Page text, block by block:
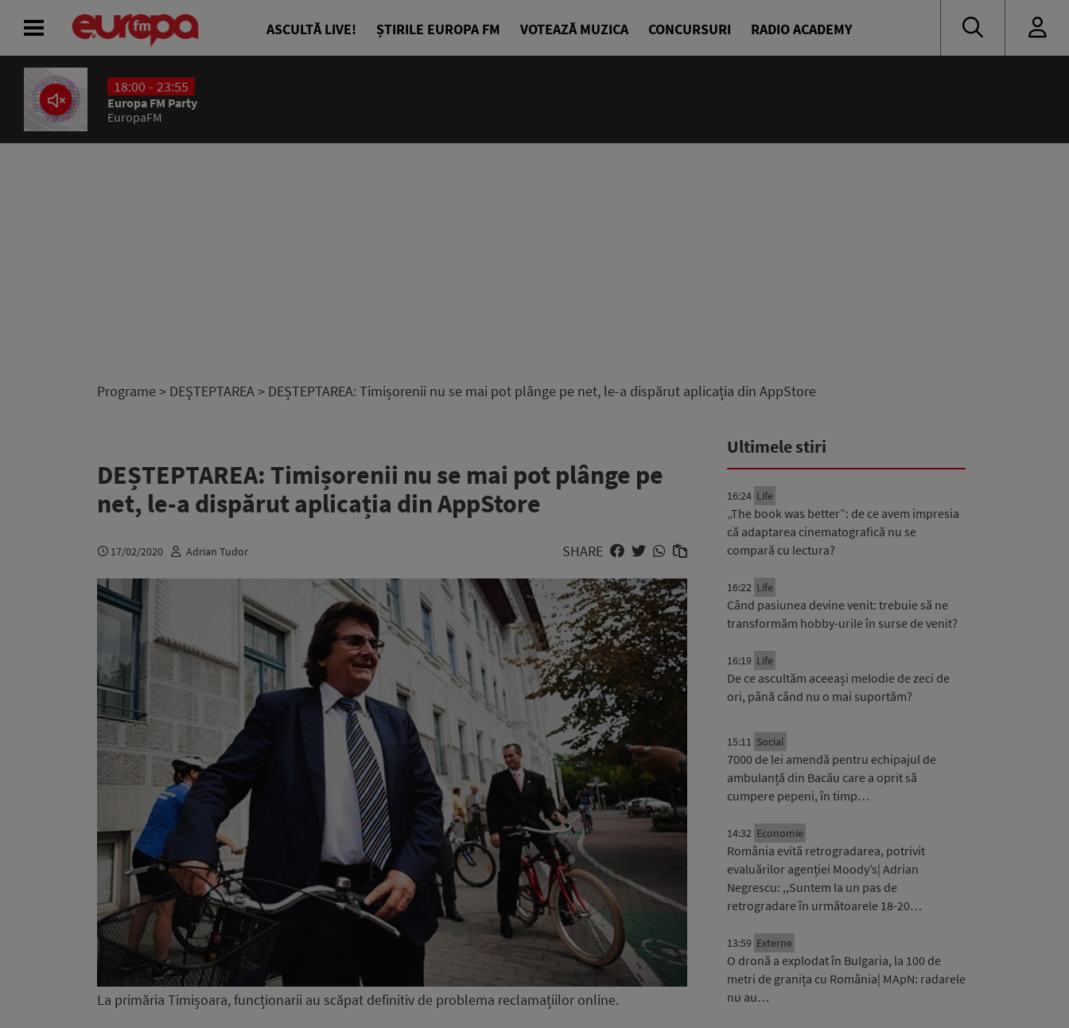
ASCULTĂ LIVE! ȘTIRILE EUROPA FM VOTEAZĂ MUZICA CONCURSURI RADIO ACADEMY
18:00 - 23:55
Europa FM Party
EuropaFM
Programe > DEŞTEPTAREA> DEȘTEPTAREA: Timișorenii nu se mai pot plânge pe net, le-a dispărut aplicația din AppStore
DEȘTEPTAREA: Timișorenii nu se mai pot plânge pe
net, le-a dispărut aplicația din AppStore
17/02/2020 Adrian Tudor SHARE
La primăria Timișoara, funcționarii au scăpat definitiv de problema reclamațiilor online.
Ultimele stiri
16:24 Life
„The book was better”: de ce avem impresia
că adaptarea cinematografică nu se
compară cu lectura?
16:22 Life
Când pasiunea devine venit: trebuie să ne
transformăm hobby-urile în surse de venit?
16:19 Life
De ce ascultăm aceeași melodie de zeci de
ori, până când nu o mai suportăm?
15:11 Social
7000 de lei amendă pentru echipajul de
ambulanță din Bacău care a oprit să
cumpere pepeni, în timp…
14:32 Economie
România evită retrogradarea, potrivit
evaluărilor agenției Moody’s| Adrian
Negrescu: ,,Suntem la un pas de
retrogradare în următoarele 18-20…
13:59 Externe
O dronă a explodat în Bulgaria, la 100 de
metri de granița cu România| MApN: radarele
nu au…
ACASĂ
ȘTIRI